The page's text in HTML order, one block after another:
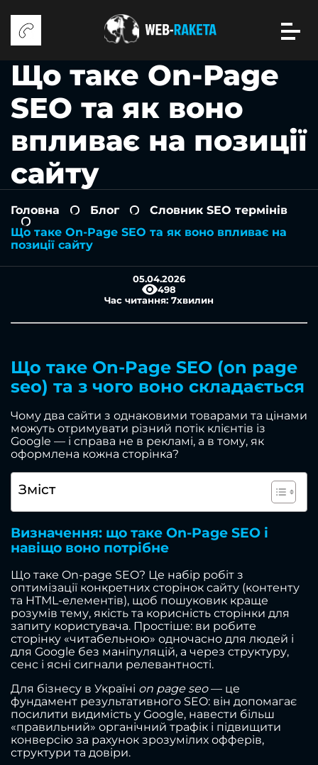
Що таке On-Page
SEO та як воно
впливає на позиції
сайту
Головна - Блог -
Словник SEO термінів
-
Що таке On-Page SEO та як воно впливає на
позиції сайту
05.04.2026
498
Час читання: 7хвилин
Що таке On-Page SEO (on page
seo) та з чого воно складається
Чому два сайти з однаковими товарами та цінами
можуть отримувати різний потік клієнтів із
Google — і справа не в рекламі, а в тому, як
оформлена кожна сторінка?
Зміст
Визначення: що таке On-Page SEO і
навіщо воно потрібне
Що таке On-page SEO? Це набір робіт з
оптимізації конкретних сторінок сайту (контенту
та HTML-елементів), щоб пошуковик краще
розумів тему, якість та корисність сторінки для
запиту користувача. Простіше: ви робите
сторінку «читабельною» одночасно для людей і
для Google без маніпуляцій, а через структуру,
сенс і ясні сигнали релевантності.
Для бізнесу в Україні on page seo— це
фундамент результативного SEO: він допомагає
посилити видимість у Google, навести більш
«правильний» органічний трафік і підвищити
конверсію за рахунок зрозумілих офферів,
структури та довіри.